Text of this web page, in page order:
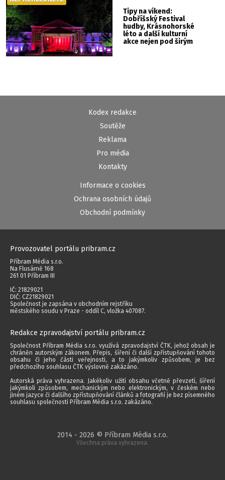
Tipy na víkend:
Dobříšský Festival
hudby, Krásnohorské
léto a další kulturní
akce nejen pod širým
Kodex redakce
Soutěže
Reklama
Pro média
Kontakty
Informace o cookies
Ochrana osobních údajů
Obchodní podmínky
Provozovatel portálu pribram.cz
Příbram Média s.r.o.
Na Flusárně 168
261 01 Příbram III
IČ: 21829021
DIČ: CZ21829021
Společnost je zapsána v obchodním rejstříku
městského soudu v Praze - oddíl C, vložka 407087.
Redakce zpravodajství portálu pribram.cz
Společnost Příbram Média s.r.o. využívá zpravodajství ČTK, jehož obsah je
chráněn autorským zákonem. Přepis, šíření či další zpřístupňování tohoto
obsahu či jeho části veřejnosti, a to jakýmkoliv způsobem, je bez
předchozího souhlasu ČTK výslovně zakázáno.
Autorská práva vyhrazena. Jakékoliv užití obsahu včetně převzetí, šíření
jakýmkoli způsobem, mechanickým nebo elektronickým, v českém nebo
jiném jazyce či dalšího zpřístupňování článků a fotografií je bez písemného
souhlasu společnosti Příbram Média s.r.o. zakázáno.
2014 - 2026 © Příbram Média s.r.o.
Všechna práva vyhrazena.